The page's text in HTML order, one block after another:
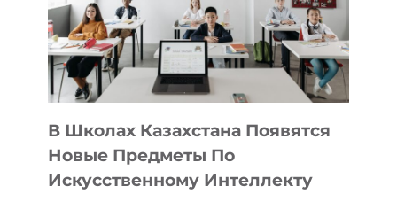
MOST
—
МЕЖДУНАРОДНУЮ
ПРОГРАММУ
ДЛЯ
ТЕХНОЛОГИЧЕСКИХ
В Школах Казахстана Появятся
Новые Предметы По
Искусственному Интеллекту